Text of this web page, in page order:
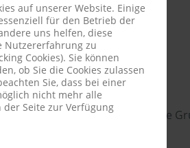
darauf abzielt, eine akute
beziehungsweise mehrere
auf eine holistische
auf unserer Website. Einige
für den Betrieb der
uns helfen, diese
Nutzererfahrung zu
Cookies). Sie können
ob Sie die Cookies zulassen
Sie, dass bei einer
nicht mehr alle
Seite zur Verfügung